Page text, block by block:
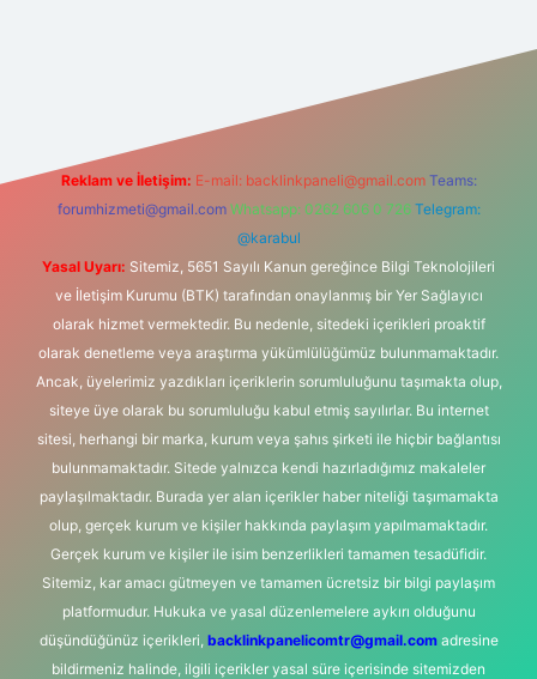
Reklam ve İletişim: E-mail: backlinkpaneli@gmail.com Teams:
forumhizmeti@gmail.com Whatsapp: 0262 606 0 726 Telegram:
@karabul
Yasal Uyarı: Sitemiz, 5651 Sayılı Kanun gereğince Bilgi Teknolojileri
ve İletişim Kurumu (BTK) tarafından onaylanmış bir Yer Sağlayıcı
olarak hizmet vermektedir. Bu nedenle, sitedeki içerikleri proaktif
olarak denetleme veya araştırma yükümlülüğümüz bulunmamaktadır.
Ancak, üyelerimiz yazdıkları içeriklerin sorumluluğunu taşımakta olup,
siteye üye olarak bu sorumluluğu kabul etmiş sayılırlar. Bu internet
sitesi, herhangi bir marka, kurum veya şahıs şirketi ile hiçbir bağlantısı
bulunmamaktadır. Sitede yalnızca kendi hazırladığımız makaleler
paylaşılmaktadır. Burada yer alan içerikler haber niteliği taşımamakta
olup, gerçek kurum ve kişiler hakkında paylaşım yapılmamaktadır.
Gerçek kurum ve kişiler ile isim benzerlikleri tamamen tesadüfidir.
Sitemiz, kar amacı gütmeyen ve tamamen ücretsiz bir bilgi paylaşım
platformudur. Hukuka ve yasal düzenlemelere aykırı olduğunu
düşündüğünüz içerikleri, backlinkpanelicomtr@gmail.comadresine
bildirmeniz halinde, ilgili içerikler yasal süre içerisinde sitemizden